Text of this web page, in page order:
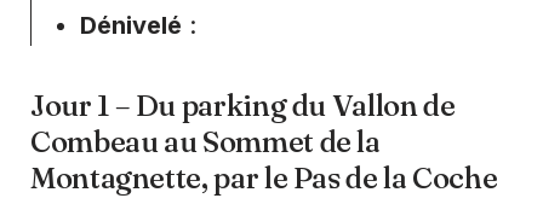
Dénivelé :
Jour 1 – Du parking du Vallon de
Combeau au Sommet de la
Montagnette, par le Pas de la Coche